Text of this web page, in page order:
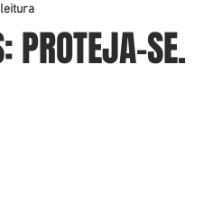
PROTEJA-SE.